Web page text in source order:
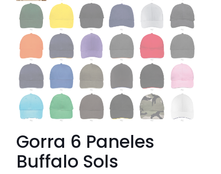
Gorra 6 Paneles
Buffalo Sols